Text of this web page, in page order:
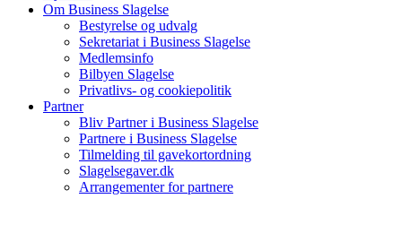
Om Business Slagelse
Bestyrelse og udvalg
Sekretariat i Business Slagelse
Medlemsinfo
Bilbyen Slagelse
Privatlivs- og cookiepolitik
Partner
Bliv Partner i Business Slagelse
Partnere i Business Slagelse
Tilmelding til gavekortordning
Slagelsegaver.dk
Arrangementer for partnere